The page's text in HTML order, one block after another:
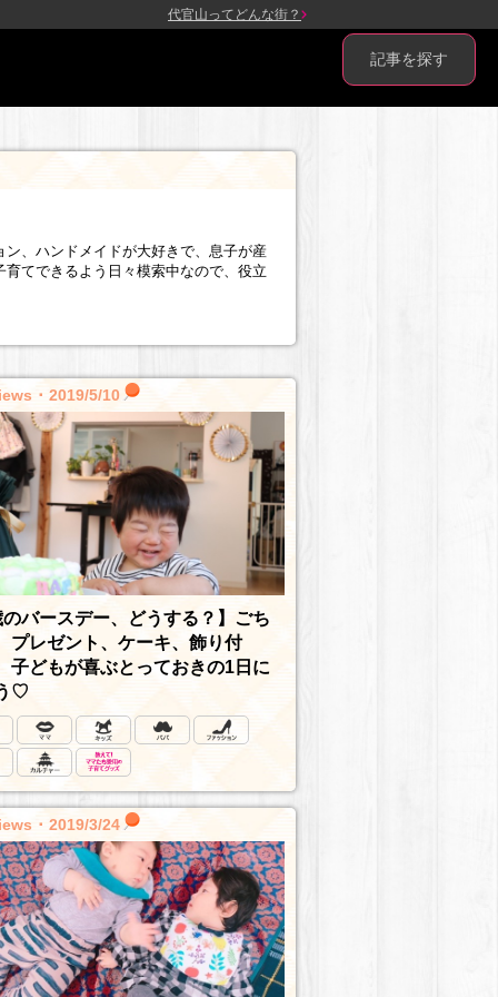
代官山ってどんな街？
、ハンドメイドが大好きで、息子が産
てできるよう日々模索中なので、役立
･ 2019/5/10
バースデー、どうする？】ごち
プレゼント、ケーキ、飾り付
どもが喜ぶとっておきの1日に
♡
･ 2019/3/24
記事を探す